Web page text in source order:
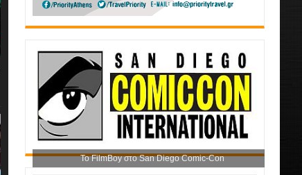
Το FilmBoy στο San Diego Comic-Con